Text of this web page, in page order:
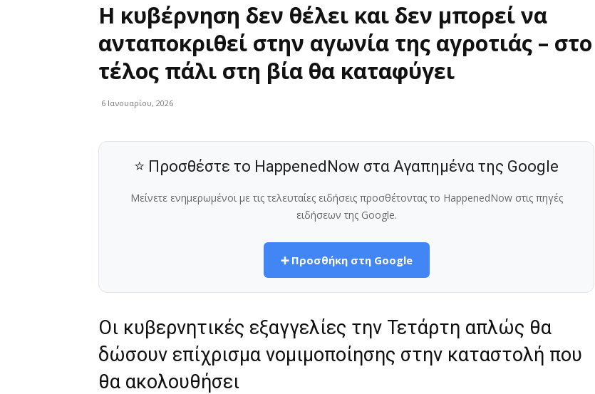
Η κυβέρνηση δεν θέλει και δεν μπορεί να
ανταποκριθεί στην αγωνία της αγροτιάς – στο
τέλος πάλι στη βία θα καταφύγει
6 Ιανουαρίου, 2026
⭐ Προσθέστε το HappenedNow στα Αγαπημένα της Google
Μείνετε ενημερωμένοι με τις τελευταίες ειδήσεις προσθέτοντας το HappenedNow στις πηγές
ειδήσεων της Google.
➕ Προσθήκη στη Google
Οι κυβερνητικές εξαγγελίες την Τετάρτη απλώς θα
δώσουν επίχρισμα νομιμοποίησης στην καταστολή που
θα ακολουθήσει